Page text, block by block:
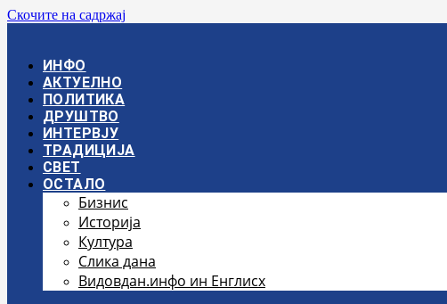
Скочите на садржај
ИНФО
АКТУЕЛНО
ПОЛИТИКА
ДРУШТВО
ИНТЕРВЈУ
ТРАДИЦИЈА
СВЕТ
ОСТАЛО
Бизнис
Историја
Култура
Слика дана
Видовдан.инфо ин Енглисх